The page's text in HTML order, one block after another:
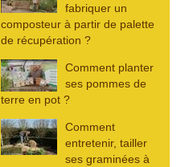
fabriquer un
composteur à partir de palette
de récupération ?
Comment planter
ses pommes de
terre en pot ?
Comment
entretenir, tailler
ses graminées à